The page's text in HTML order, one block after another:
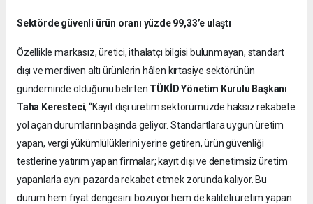
Sektörde güvenli ürün oranı yüzde 99,33’e ulaştı
Özellikle markasız, üretici, ithalatçı bilgisi bulunmayan, standart
dışı ve merdiven altı ürünlerin hâlen kırtasiye sektörünün
gündeminde olduğunu belirten TÜKİD Yönetim Kurulu Başkanı
Taha Keresteci, “Kayıt dışı üretim sektörümüzde haksız rekabete
yol açan durumların başında geliyor. Standartlara uygun üretim
yapan, vergi yükümlülüklerini yerine getiren, ürün güvenliği
testlerine yatırım yapan firmalar; kayıt dışı ve denetimsiz üretim
yapanlarla aynı pazarda rekabet etmek zorunda kalıyor. Bu
durum hem fiyat dengesini bozuyor hem de kaliteli üretim yapan